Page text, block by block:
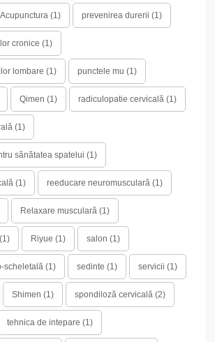
(1) prevenirea durerii (1)
cronice (1)
lombare (1) punctele mu (1)
Qimen (1) radiculopatie cervicală (1)
(1)
sănătatea spatelui (1)
(1) reeducare neuromusculară (1)
Relaxare musculară (1)
(1) Riyue (1) salon (1)
scheletală (1) sedinte (1) servicii (1)
Shimen (1) spondiloză cervicală (2)
tehnica de intepare (1)